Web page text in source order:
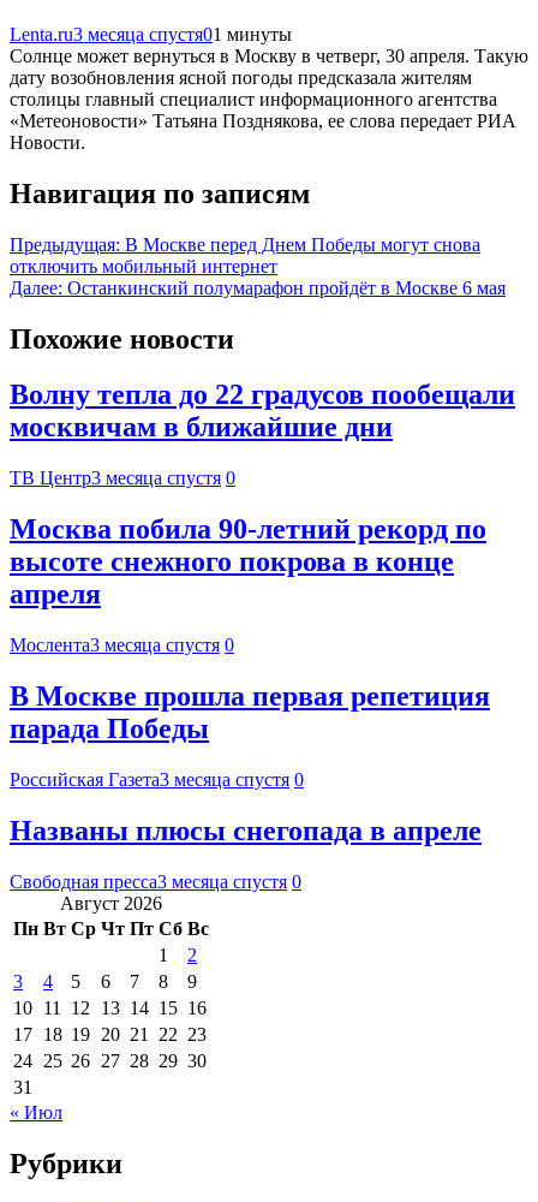
Lenta.ru3 месяца спустя01 минуты
Солнце может вернуться в Москву в четверг, 30 апреля. Такую
дату возобновления ясной погоды предсказала жителям
столицы главный специалист информационного агентства
«Метеоновости» Татьяна Позднякова, ее слова передает РИА
Новости.
Навигация по записям
Предыдущая: В Москве перед Днем Победы могут снова
отключить мобильный интернет
Далее: Останкинский полумарафон пройдёт в Москве 6 мая
Похожие новости
Волну тепла до 22 градусов пообещали
москвичам в ближайшие дни
ТВ Центр3 месяца спустя 0
Москва побила 90-летний рекорд по
высоте снежного покрова в конце
апреля
Мослента3 месяца спустя 0
В Москве прошла первая репетиция
парада Победы
Российская Газета3 месяца спустя 0
Названы плюсы снегопада в апреле
Свободная пресса3 месяца спустя 0
Август 2026
Пн Вт Ср Чт Пт Сб Вс
1
2
3
4 5 6 7 8
9
10 11 12 13 14 15 16
17 18 19 20 21 22 23
24 25 26 27 28 29 30
31
« Июл
Рубрики